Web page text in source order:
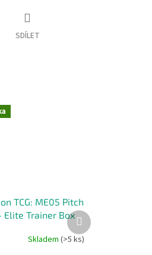
SDÍLET
TCG: ME05 Pitch
Elite Trainer Box
Skladem (>5 ks)
Další
produkt